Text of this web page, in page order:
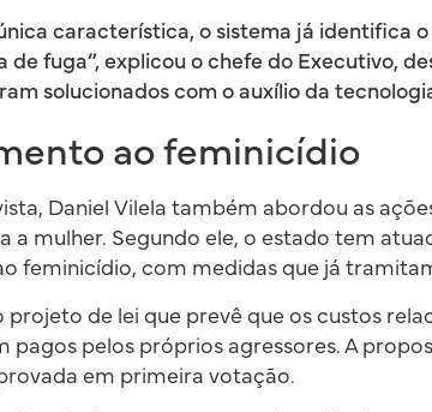
característica, o sistema já identifica
de fuga”, explicou o chefe do Executivo,
solucionados com o auxílio da
ao feminicídio
Daniel Vilela também abordou as
a mulher. Segundo ele, o estado tem
feminicídio, com medidas que já
projeto de lei que prevê que os custos
pagos pelos próprios agressores. A
em primeira votação.